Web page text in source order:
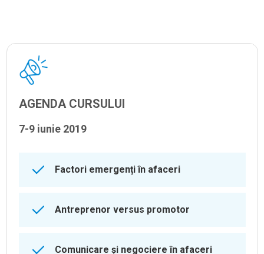
AGENDA CURSULUI
7-9 iunie 2019
Factori emergenți în afaceri
Antreprenor versus promotor
Comunicare și negociere în afaceri